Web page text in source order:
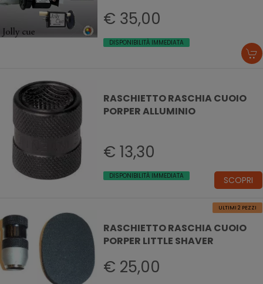
€ 35,00
DISPONIBILITÀ IMMEDIATA
RASCHIETTO RASCHIA CUOIO
PORPER ALLUMINIO
€ 13,30
DISPONIBILITÀ IMMEDIATA SCOPRI
ULTIMI 2 PEZZI
RASCHIETTO RASCHIA CUOIO
PORPER LITTLE SHAVER
€ 25,00